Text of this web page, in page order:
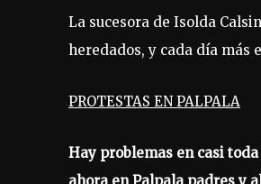
La sucesora de Isolda
heredados, y cada día más
PROTESTAS EN PALPALA
Hay problemas en casi